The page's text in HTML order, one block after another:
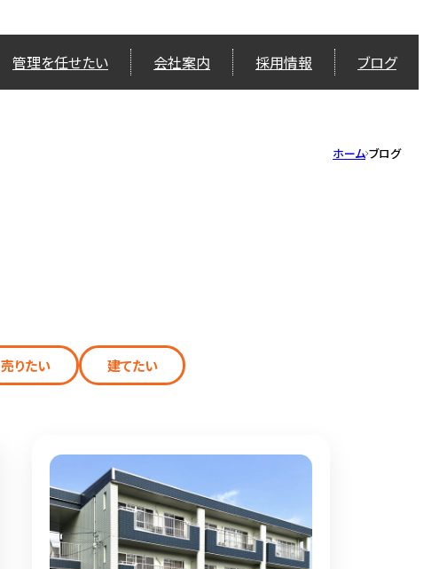
管理を任せたい 会社案内 採用情報 ブログ
ホーム ブログ
売りたい 建てたい